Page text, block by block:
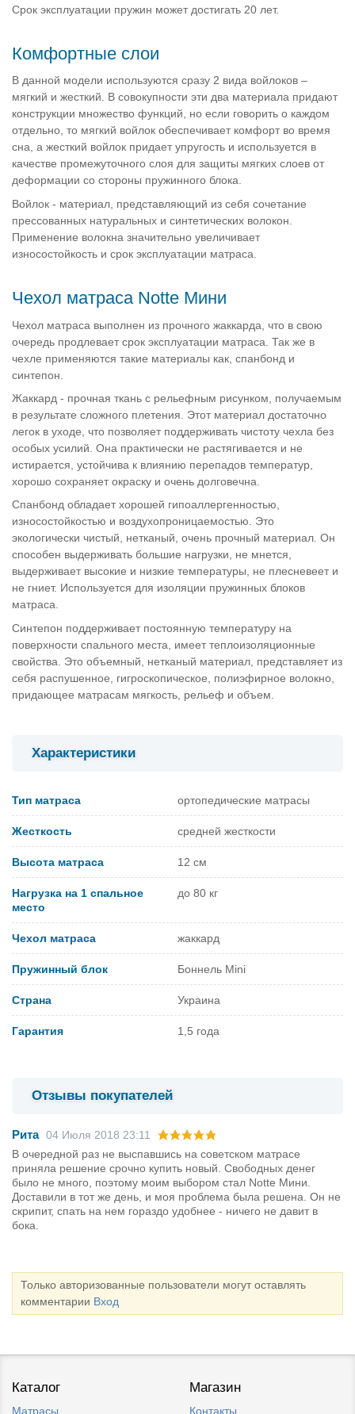
Срок эксплуатации пружин может достигать 20 лет.
Комфортные слои
В данной модели используются сразу 2 вида войлоков –
мягкий и жесткий. В совокупности эти два материала придают
конструкции множество функций, но если говорить о каждом
отдельно, то мягкий войлок обеспечивает комфорт во время
сна, а жесткий войлок придает упругость и используется в
качестве промежуточного слоя для защиты мягких слоев от
деформации со стороны пружинного блока.
Войлок - материал, представляющий из себя сочетание
прессованных натуральных и синтетических волокон.
Применение волокна значительно увеличивает
износостойкость и срок эксплуатации матраса.
Чехол матраса Notte Мини
Чехол матраса выполнен из прочного жаккарда, что в свою
очередь продлевает срок эксплуатации матраса. Так же в
чехле применяются такие материалы как, спанбонд и
синтепон.
Жаккард - прочная ткань с рельефным рисунком, получаемым
в результате сложного плетения. Этот материал достаточно
легок в уходе, что позволяет поддерживать чистоту чехла без
особых усилий. Она практически не растягивается и не
истирается, устойчива к влиянию перепадов температур,
хорошо сохраняет окраску и очень долговечна.
Спанбонд обладает хорошей гипоаллергенностью,
износостойкостью и воздухопроницаемостью. Это
экологически чистый, нетканый, очень прочный материал. Он
способен выдерживать большие нагрузки, не мнется,
выдерживает высокие и низкие температуры, не плесневеет и
не гниет. Используется для изоляции пружинных блоков
матраса.
Синтепон поддерживает постоянную температуру на
поверхности спального места, имеет теплоизоляционные
свойства. Это объемный, нетканый материал, представляет из
себя распушенное, гигроскопическое, полиэфирное волокно,
придающее матрасам мягкость, рельеф и объем.
Характеристики
Тип матраса ортопедические матрасы
Жесткость средней жесткости
Высота матраса 12 см
Нагрузка на 1 спальное
место
до 80 кг
Чехол матраса жаккард
Пружинный блок Боннель Mini
Страна Украина
Гарантия 1,5 года
Отзывы покупателей
Рита 04 Июля 2018 23:11
В очередной раз не выспавшись на советском матрасе
приняла решение срочно купить новый. Свободных денег
было не много, поэтому моим выбором стал Notte Мини.
Доставили в тот же день, и моя проблема была решена. Он не
скрипит, спать на нем гораздо удобнее - ничего не давит в
бока.
Только авторизованные пользователи могут оставлять
комментарии Вход
Каталог
Матрасы
Магазин
Контакты